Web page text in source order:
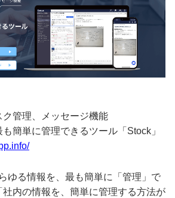
管理、メッセージ機能
簡単に管理できるツール「Stock」
ゆる情報を、最も簡単に「管理」で
社内の情報を、簡単に管理する方法が